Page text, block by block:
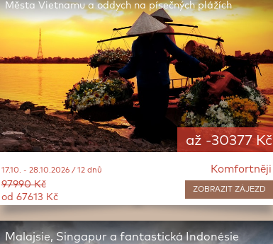
až -30377 Kč
Města Vietnamu a oddych na písečných plážích
Komfortněji
ZOBRAZITZÁJEZD
17.10. - 28.10.2026 / 12 dnů
97990 Kč
od 67613 Kč
Malajsie, Singapur a fantastická Indonésie